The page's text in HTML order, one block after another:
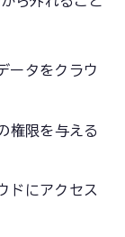
ータをクラウ
権限を与える
ドにアクセス